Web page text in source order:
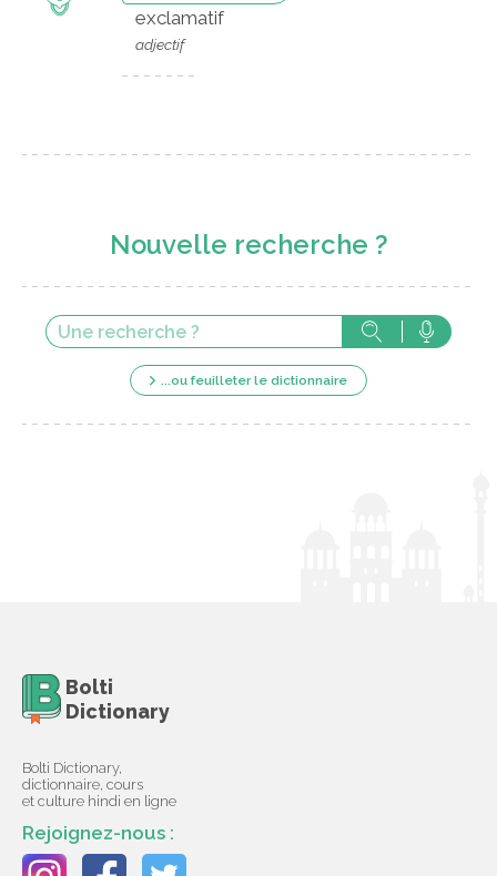
exclamatif
adjectif
Nouvelle recherche ?
...ou feuilleter le dictionnaire
Bolti
Dictionary
Bolti Dictionary,
dictionnaire, cours
et culture hindi en ligne
Rejoignez-nous :